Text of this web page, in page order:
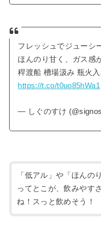
フレッシュでジューシ
ほんのり甘く、ガス感
稈渡船 槽場汲み 瓶火
https://t.co/t0uo85hWa1
— しぐのすけ
「低アル」や「ほんの
ってとこが、飲みやす
ね！スっと飲めそう！